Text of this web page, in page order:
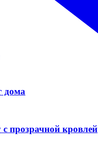
дома
прозрачной кровлей